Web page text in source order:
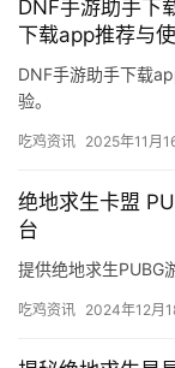
吃鸡资讯 2026年3月
dnf卡盟581优惠
全，价格公道。
吃鸡资讯 2024年12月9
下载app推荐与
DNF手游助手下载